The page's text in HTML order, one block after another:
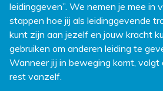
leidinggeven”. We nemen je mee in
stappen hoe jij als leidinggevende
kunt zijn aan jezelf en jouw kracht
gebruiken om anderen leiding te
Wanneer jij in beweging komt, volgt
rest vanzelf.